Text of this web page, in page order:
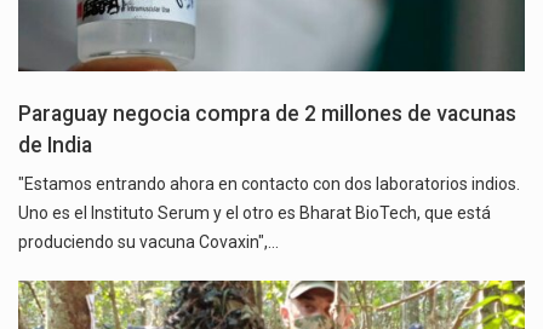
Paraguay negocia compra de 2 millones de vacunas
de India
"Estamos entrando ahora en contacto con dos laboratorios indios.
Uno es el Instituto Serum y el otro es Bharat BioTech, que está
produciendo su vacuna Covaxin",…